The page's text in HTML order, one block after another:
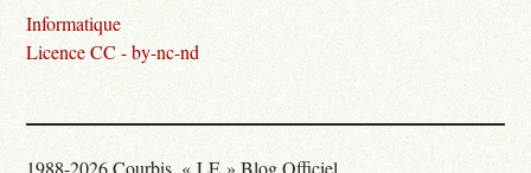
Informatique
Licence CC - by-nc-nd
1988-2026 Courbis, « LE » Blog Officiel